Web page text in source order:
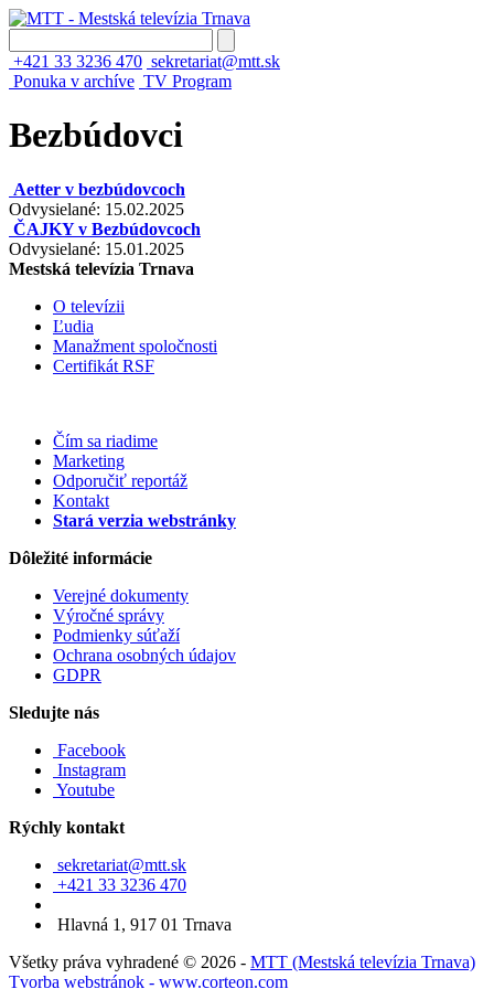
+421 33 3236 470 sekretariat@mtt.sk
Ponuka v archíve TV Program
Bezbúdovci
Aetter v bezbúdovcoch
Odvysielané: 15.02.2025
ČAJKY v Bezbúdovcoch
Odvysielané: 15.01.2025
Mestská televízia Trnava
O televízii
Ľudia
Manažment spoločnosti
Certifikát RSF
Čím sa riadime
Marketing
Odporučiť reportáž
Kontakt
Stará verzia webstránky
Dôležité informácie
Verejné dokumenty
Výročné správy
Podmienky súťaží
Ochrana osobných údajov
GDPR
Sledujte nás
Facebook
Instagram
Youtube
Rýchly kontakt
sekretariat@mtt.sk
+421 33 3236 470
Hlavná 1, 917 01 Trnava
Všetky práva vyhradené © 2026 - MTT (Mestská televízia Trnava)
Tvorba webstránok - www.corteon.com